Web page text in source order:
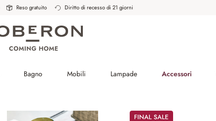
Reso gratuito Diritto di recesso di 21 giorni
Bagno Mobili Lampade Accessori
Sale